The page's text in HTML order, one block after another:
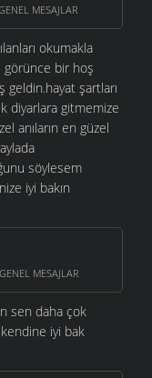
MESAJLAR
okumakla
görünce bir hoş
geldin.hayat şartları
diyarlara gitmemize
anıların en güzel
söylesem
iyi bakın
GENEL MESAJLAR
sen daha çok
iyi bak